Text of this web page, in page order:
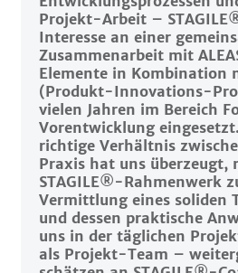
Projekt-Arbeit –
Interesse an einer
Zusammenarbeit mit
Elemente in Kombination
(Produkt-Innovations-
vielen Jahren im Bereich
Vorentwicklung
richtige Verhältnis
Praxis hat uns überzeugt,
STAGILE®-Rahmenwerk
Vermittlung eines soliden
und dessen praktische
uns in der täglichen
als Projekt-Team –